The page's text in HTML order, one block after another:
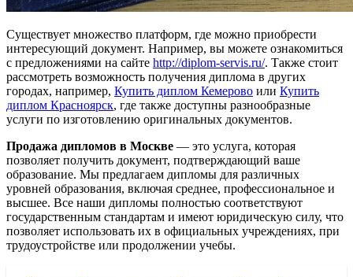
Существует множество платформ, где можно приобрести
интересующий документ. Например, вы можете ознакомиться
с предложениями на сайте http://diplom-servis.ru/. Также стоит
рассмотреть возможность получения диплома в других
городах, например, Купить диплом Кемерово или Купить
диплом Красноярск, где также доступны разнообразные
услуги по изготовлению оригинальных документов.
Продажа дипломов в Москве — это услуга, которая
позволяет получить документ, подтверждающий ваше
образование. Мы предлагаем дипломы для различных
уровней образования, включая среднее, профессиональное и
высшее. Все наши дипломы полностью соответствуют
государственным стандартам и имеют юридическую силу, что
позволяет использовать их в официальных учреждениях, при
трудоустройстве или продолжении учебы.